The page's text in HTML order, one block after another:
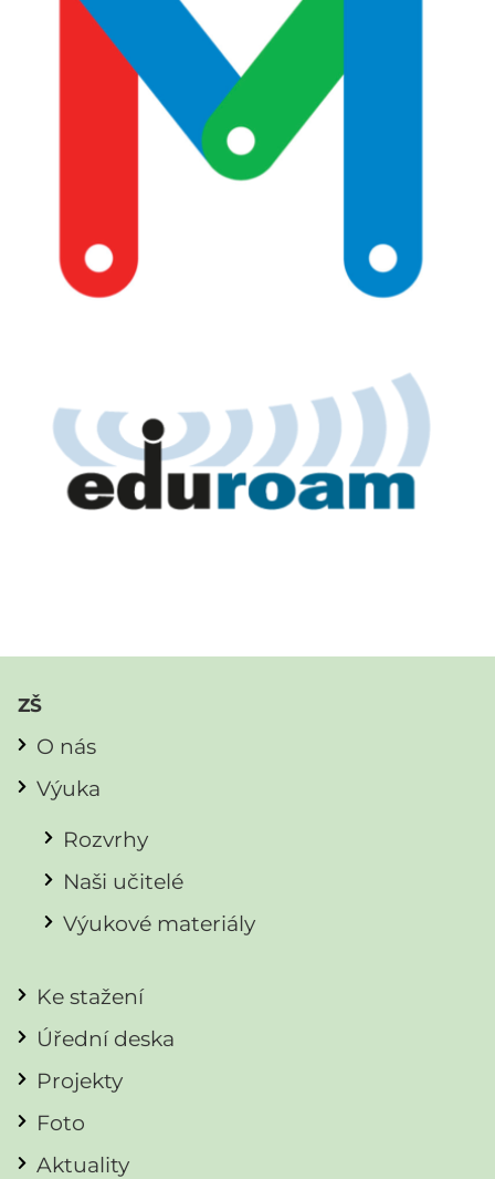
ZŠ
O nás
Výuka
Rozvrhy
Naši učitelé
Výukové materiály
Ke stažení
Úřední deska
Projekty
Foto
Aktuality